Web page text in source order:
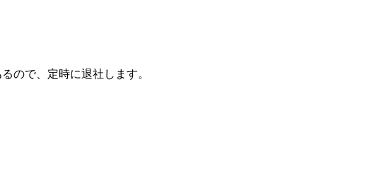
ので、定時に退社します。